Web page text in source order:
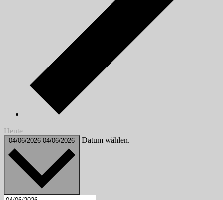
Heute
04/06/2026 04/06/2026 Datum wählen.